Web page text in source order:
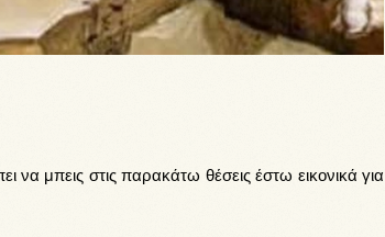
να μπεις στις παρακάτω θέσεις έστω εικονικά για